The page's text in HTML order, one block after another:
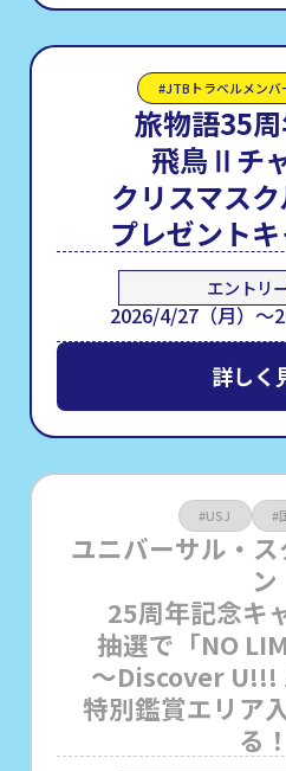
#JTBトラベルメンバ
旅物語35周
飛鳥Ⅱチ
クリスマス
プレゼント
エントリ
2026/4/27（月）〜
詳しく
#USJ #
ユニバーサル・
ン
25周年記念キ
抽選で「NO
～Discover U!!!
特別鑑賞エリア
る！